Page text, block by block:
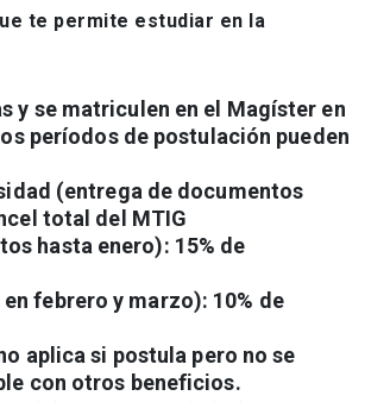
te permite estudiar en la
y se matriculen en el Magíster en
períodos de postulación pueden
(entrega de documentos
total del MTIG
hasta enero): 15% de
febrero y marzo): 10% de
aplica si postula pero no se
con otros beneficios.